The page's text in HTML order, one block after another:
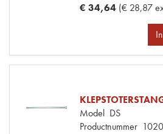
€ 34,64 (€ 28,87
Model DS
Productnummer